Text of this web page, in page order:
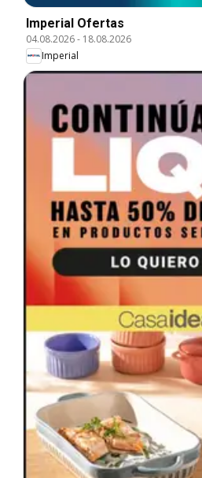
Imperial Ofertas
04.08.2026- 18.08.2026
Imperial